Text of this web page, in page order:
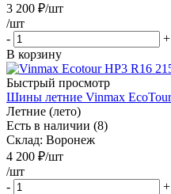
3 200 ₽/шт
/шт
-
+
В корзину
Быстрый просмотр
Шины летние Vinmax
Летние (лето)
Есть в наличии (8)
Склад: Воронеж
4 200 ₽/шт
/шт
-
+